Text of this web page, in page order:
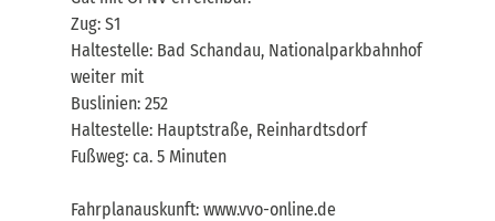
Zug: S1
Haltestelle: Bad Schandau, Nationalparkbahnhof
weiter mit
Buslinien: 252
Haltestelle: Hauptstraße, Reinhardtsdorf
Fußweg: ca. 5 Minuten
Fahrplanauskunft: www.vvo-online.de